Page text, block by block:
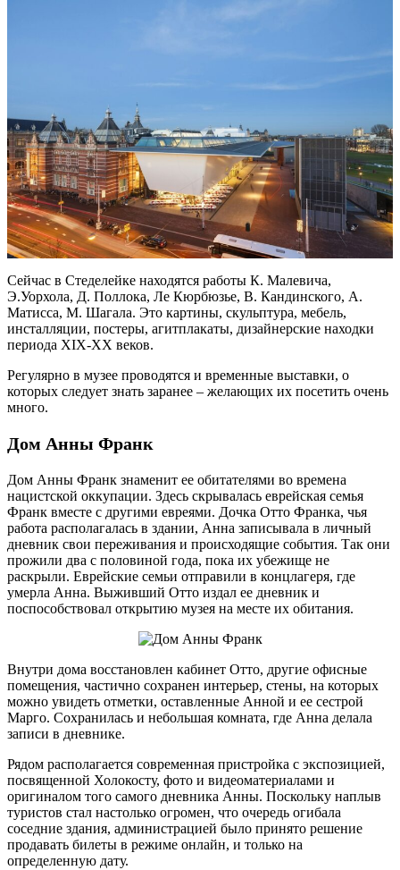
Сейчас в Стеделейке находятся работы К. Малевича,
Э.Уорхола, Д. Поллока, Ле Кюрбюзье, В. Кандинского, А.
Матисса, М. Шагала. Это картины, скульптура, мебель,
инсталляции, постеры, агитплакаты, дизайнерские находки
периода XIX-XX веков.
Регулярно в музее проводятся и временные выставки, о
которых следует знать заранее – желающих их посетить очень
много.
Дом Анны Франк
Дом Анны Франк знаменит ее обитателями во времена
нацистской оккупации. Здесь скрывалась еврейская семья
Франк вместе с другими евреями. Дочка Отто Франка, чья
работа располагалась в здании, Анна записывала в личный
дневник свои переживания и происходящие события. Так они
прожили два с половиной года, пока их убежище не
раскрыли. Еврейские семьи отправили в концлагеря, где
умерла Анна. Выживший Отто издал ее дневник и
поспособствовал открытию музея на месте их обитания.
Внутри дома восстановлен кабинет Отто, другие офисные
помещения, частично сохранен интерьер, стены, на которых
можно увидеть отметки, оставленные Анной и ее сестрой
Марго. Сохранилась и небольшая комната, где Анна делала
записи в дневнике.
Рядом располагается современная пристройка с экспозицией,
посвященной Холокосту, фото и видеоматериалами и
оригиналом того самого дневника Анны. Поскольку наплыв
туристов стал настолько огромен, что очередь огибала
соседние здания, администрацией было принято решение
продавать билеты в режиме онлайн, и только на
определенную дату.